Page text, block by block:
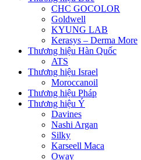
CHC GOCOLOR
Goldwell
KYUNG LAB
Kerasys – Derma More
Thương hiệu Hàn Quốc
ATS
Thương hiệu Israel
Moroccanoil
Thương hiệu Pháp
Thương hiệu Ý
Davines
Nashi Argan
Silky
Karseell Maca
Oway